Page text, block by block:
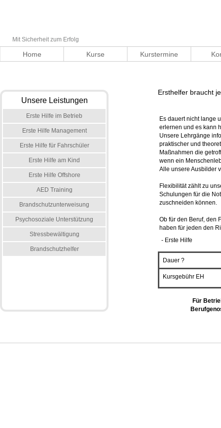
Home Kurse Kurstermine
Mit Sicherheit zum Erfolg
Erste Hilfe im Betrieb
Erste Hilfe Management
Erste Hilfe für Fahrschüler
Erste Hilfe am Kind
Erste Hilfe Offshore
AED Training
Brandschutzunterweisung
Psychosoziale Unterstützung
Stressbewältigung
Brandschutzhelfer
Unsere Leistungen
Ersthelfer braucht
Es dauert nicht lange
erlernen und es kann
Unsere Lehrgänge
praktischer und
Maßnahmen die
wenn ein
Alle unsere Ausbilder
Flexibilität zählt zu
Schulungen für die
zuschneiden können.
Ob für den Beruf, den
haben für jeden den
Dauer ?
- Erste Hilfe
Kursgebühr EH
Für